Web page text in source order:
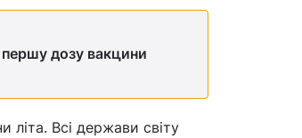
дозу вакцини
літа. Всі держави світу